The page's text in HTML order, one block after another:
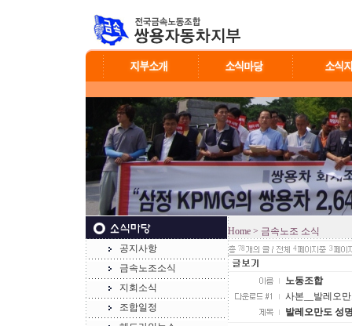
공지사항
금속노조소식
지회소식
조합일정
Home > 금속노조 소식
78 4 3
노동조합
사본__발레오
발레오만도 성